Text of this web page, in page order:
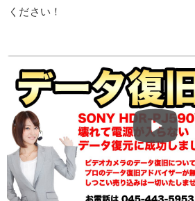
ください！